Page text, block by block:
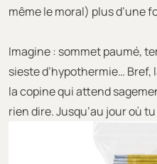
même le moral) plus d’une
Imagine : sommet paumé,
sieste d’hypothermie… Bref,
la copine qui attend
rien dire. Jusqu’au jour où